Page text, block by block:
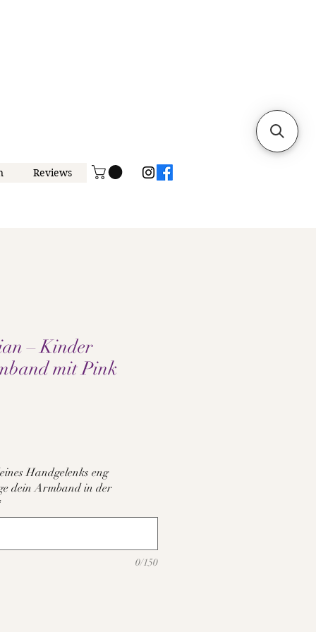
Reviews
– Kinder
mit Pink
Handgelenks eng
dein Armband in der
0/150